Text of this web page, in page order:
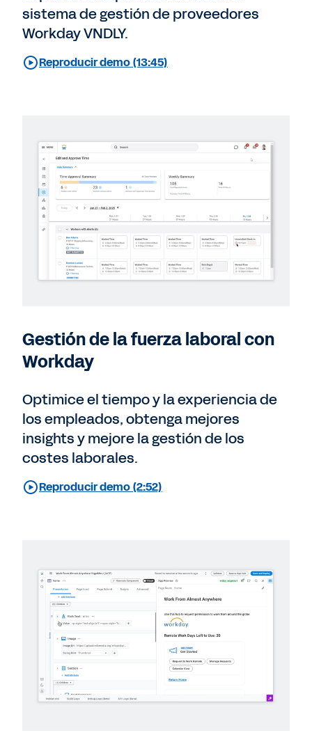
sistema de gestión de proveedores
Workday VNDLY.
Reproducir demo (13:45)
Gestión de la fuerza laboral con
Workday
Optimice el tiempo y la experiencia de
los empleados, obtenga mejores
insights y mejore la gestión de los
costes laborales.
Reproducir demo (2:52)